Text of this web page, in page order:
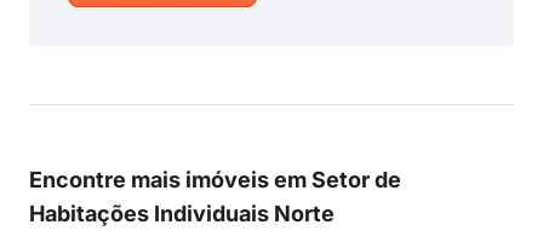
Encontre mais imóveis em Setor de
Habitações Individuais Norte